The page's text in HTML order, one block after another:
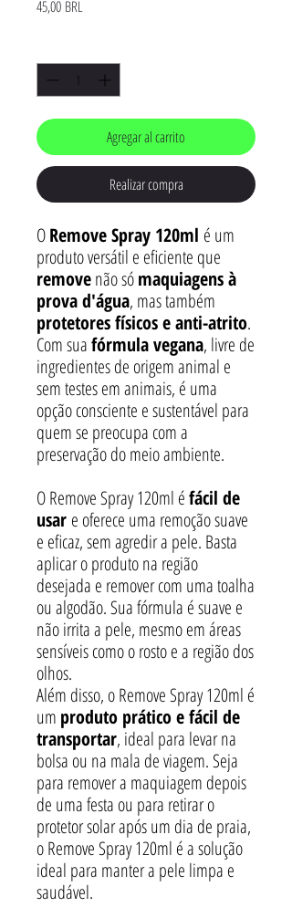
45,00 BRL
Agregar al carrito
Realizar compra
ORemove Spray 120ml é um
produto versátil e eficiente que
removenão sómaquiagens à
prova d'água, mas também
protetores físicos e anti-atrito.
Com suafórmula vegana, livre de
ingredientes de origem animal e
sem testes em animais, é uma
opção consciente e sustentável para
quem se preocupa com a
preservação do meio ambiente.
O Remove Spray 120ml éfácil de
usar e oferece uma remoção suave
e eficaz, sem agredir a pele. Basta
aplicar o produto na região
desejada e remover com uma toalha
ou algodão. Sua fórmula é suave e
não irrita a pele, mesmo em áreas
sensíveis como o rosto e a região dos
olhos.
Além disso, o Remove Spray 120ml é
um produto prático e fácil de
transportar, ideal para levar na
bolsa ou na mala de viagem. Seja
para remover a maquiagem depois
de uma festa ou para retirar o
protetor solar após um dia de praia,
o Remove Spray 120ml é a solução
ideal para manter a pele limpa e
saudável.